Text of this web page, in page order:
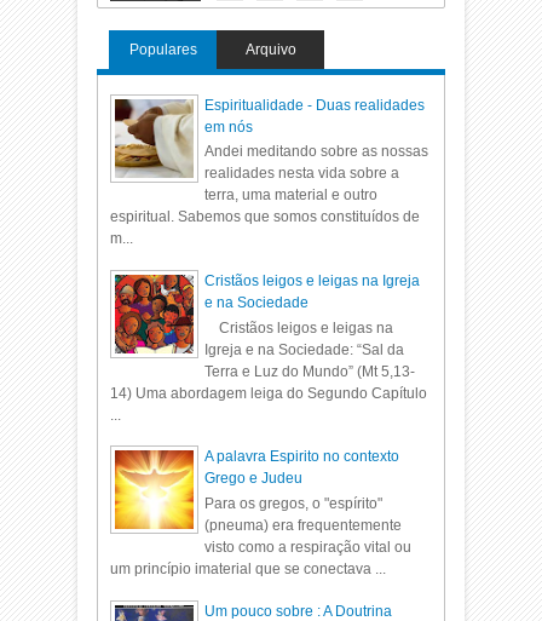
Populares Arquivo
Espiritualidade - Duas realidades
em nós
Andei meditando sobre as nossas
realidades nesta vida sobre a
terra, uma material e outro
espiritual. Sabemos que somos constituídos de
m...
Cristãos leigos e leigas na Igreja
e na Sociedade
Cristãos leigos e leigas na
Igreja e na Sociedade: “Sal da
Terra e Luz do Mundo” (Mt 5,13-
14) Uma abordagem leiga do Segundo Capítulo
A palavra Espirito no contexto
Grego e Judeu
Para os gregos, o "espírito"
(pneuma) era frequentemente
visto como a respiração vital ou
um princípio imaterial que se conectava ...
Um pouco sobre : A Doutrina